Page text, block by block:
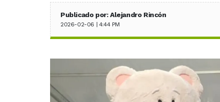
Publicado por: Alejandro Rincón
2026-02-06 | 4:44 PM